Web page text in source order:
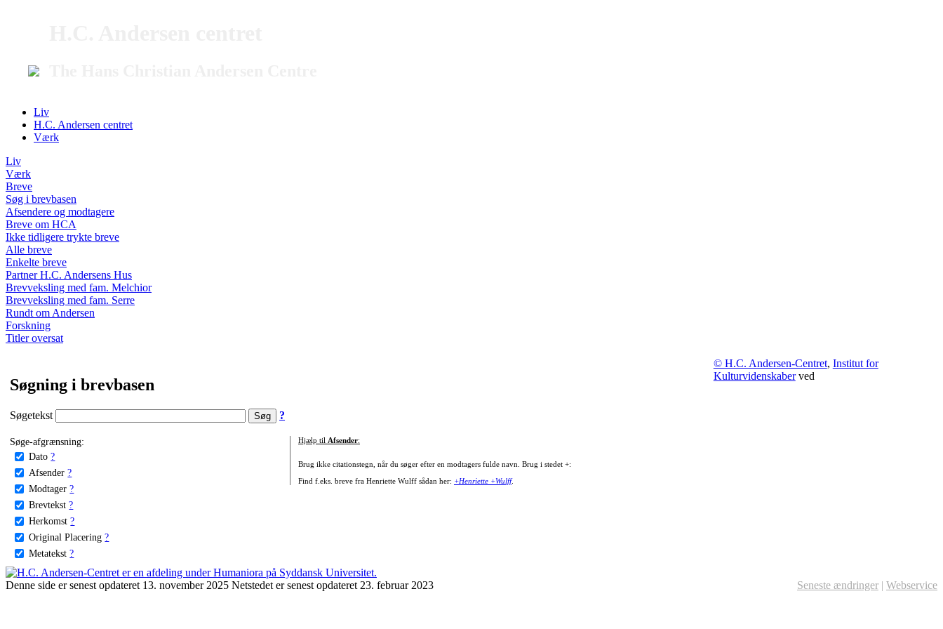
Liv
H.C. Andersen centret
Værk
Liv
Værk
Breve
Søg i brevbasen
Afsendere og modtagere
Breve om HCA
Ikke tidligere trykte breve
Alle breve
Enkelte breve
Partner H.C. Andersens Hus
Brevveksling med fam. Melchior
Brevveksling med fam. Serre
Rundt om Andersen
Forskning
Titler oversat
Søgning i brevbasen
Søgetekst ?
Søge-afgrænsning:
Dato ?
Afsender ?
Modtager ?
Brevtekst ?
Herkomst ?
Original Placering ?
Metatekst ?
Hjælp til Afsender:
Brug ikke citationstegn, når du søger efter en modtagers fulde navn. Brug i stedet +:
Find f.eks. breve fra Henriette Wulff sådan her: +Henriette +Wulff.
© H.C. Andersen-Centret, Institut for
Kulturvidenskaberved
Denne side er senest opdateret 13. november 2025 Netstedet er senest opdateret 23. februar 2023 Seneste ændringer | Webservice